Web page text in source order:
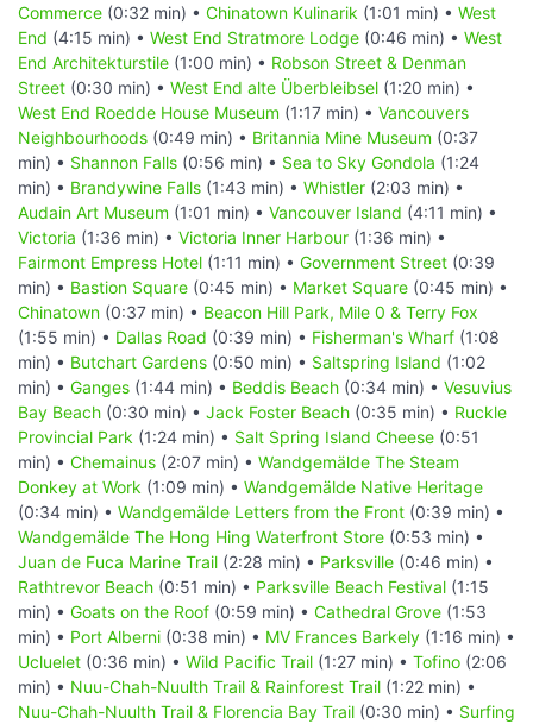
Commerce (0:32 min) • Chinatown Kulinarik (1:01 min) • West
End (4:15 min) • West End Stratmore Lodge (0:46 min) • West
End Architekturstile (1:00 min) • Robson Street & Denman
Street (0:30 min) • West End alte Überbleibsel (1:20 min) •
West End Roedde House Museum (1:17 min) • Vancouvers
Neighbourhoods (0:49 min) • Britannia Mine Museum (0:37
min) • Shannon Falls (0:56 min) • Sea to Sky Gondola (1:24
min) • Brandywine Falls (1:43 min) • Whistler (2:03 min) •
Audain Art Museum (1:01 min) • Vancouver Island (4:11 min) •
Victoria (1:36 min) • Victoria Inner Harbour (1:36 min) •
Fairmont Empress Hotel (1:11 min) • Government Street (0:39
min) • Bastion Square (0:45 min) • Market Square (0:45 min) •
Chinatown (0:37 min) • Beacon Hill Park, Mile 0 & Terry Fox
(1:55 min) • Dallas Road (0:39 min) • Fisherman's Wharf (1:08
min) • Butchart Gardens (0:50 min) • Saltspring Island (1:02
min) • Ganges (1:44 min) • Beddis Beach (0:34 min) • Vesuvius
Bay Beach (0:30 min) • Jack Foster Beach (0:35 min) • Ruckle
Provincial Park (1:24 min) • Salt Spring Island Cheese (0:51
min) • Chemainus (2:07 min) • Wandgemälde The Steam
Donkey at Work (1:09 min) • Wandgemälde Native Heritage
(0:34 min) • Wandgemälde Letters from the Front (0:39 min) •
Wandgemälde The Hong Hing Waterfront Store (0:53 min) •
Juan de Fuca Marine Trail (2:28 min) • Parksville (0:46 min) •
Rathtrevor Beach (0:51 min) • Parksville Beach Festival (1:15
min) • Goats on the Roof (0:59 min) • Cathedral Grove (1:53
min) • Port Alberni (0:38 min) • MV Frances Barkely (1:16 min) •
Ucluelet (0:36 min) • Wild Pacific Trail (1:27 min) • Tofino (2:06
min) • Nuu-Chah-Nuulth Trail & Rainforest Trail (1:22 min) •
Nuu-Chah-Nuulth Trail & Florencia Bay Trail (0:30 min) • Surfing